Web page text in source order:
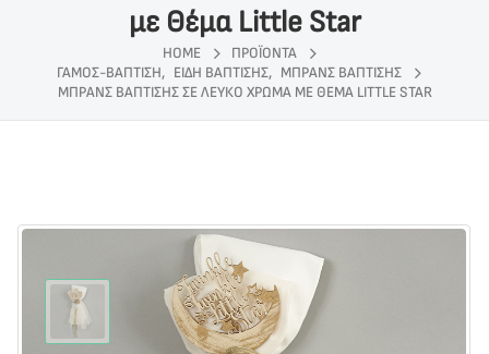
με Θέμα Little Star
HOME
ΠΡΟΪΌΝΤΑ
ΓΆΜΟΣ-ΒΆΠΤΙΣΗ, ΕΊΔΗ ΒΆΠΤΙΣΗΣ, ΜΠΡΑΝΣ ΒΆΠΤΙΣΗΣ
ΜΠΡΑΝΣ ΒΆΠΤΙΣΗΣ ΣΕ ΛΕΥΚΌ ΧΡΏΜΑ ΜΕ ΘΈΜΑ LITTLE STAR